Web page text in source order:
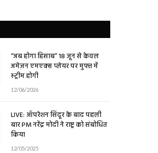
“अब होगा हिसाब” 18 जून से केवल
अमेज़न एमएक्स प्लेयर पर मुफ्त में
स्ट्रीम होगी
12/06/2026
LIVE: ऑपरेशन सिंदूर के बाद पहली
बार PM नरेंद्र मोदी ने राष्ट्र को संबोधित
किया
12/05/2025